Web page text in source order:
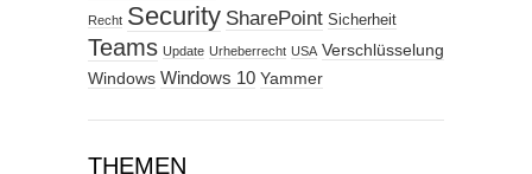
Recht Security SharePoint Sicherheit
Teams Update Urheberrecht USA Verschlüsselung
Windows Windows 10 Yammer
THEMEN